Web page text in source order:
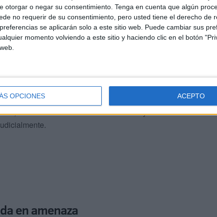
otorgar o negar su consentimiento. Tenga en cuenta que algún
no requerir de su consentimiento, pero usted tiene el derecho de
se aplicarán solo a este sitio web. Puede cambiar sus
momento volviendo a este sitio y haciendo clic en el botón
OPCIONES ACEPTO
la Guardia Civil logrólocalizar un habitáculo en el
total de 93.000 comprimidos de Rivotril de 2
desviado al mercado ilícito que tiene su
del conductor y único ocupante del
como los medicamentos incautados y el vehículo
en amenaza